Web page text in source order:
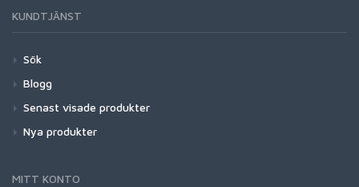
KUNDTJÄNST
Sök
Blogg
Senast visade produkter
Nya produkter
MITT KONTO